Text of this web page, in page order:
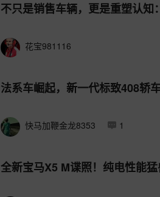
不只是销售车辆，更是重塑认
花宝981116
法系车崛起，新一代标致408轿
快马加鞭金龙8353 1
全新宝马X5 M谍照！纯电性能